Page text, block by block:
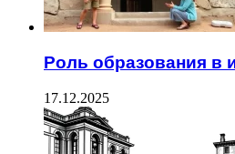
Роль образования в
17.12.2025